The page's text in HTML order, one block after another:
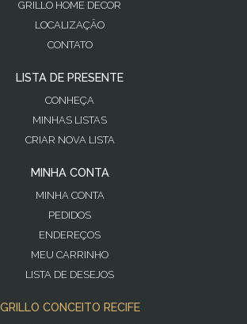
GRILLO HOME DECOR
LOCALIZAÇÃO
CONTATO
LISTA DE PRESENTE
CONHEÇA
MINHAS LISTAS
CRIAR NOVA LISTA
MINHA CONTA
MINHA CONTA
PEDIDOS
ENDEREÇOS
MEU CARRINHO
LISTA DE DESEJOS
GRILLO CONCEITO RECIFE